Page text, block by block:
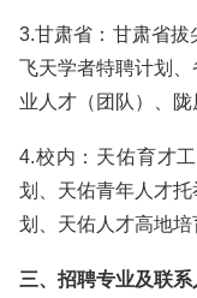
3.甘肃省：甘肃省
飞天学者特聘计划
业人才（团队）、陇
4.校内：天佑育才
划、天佑青年人才
划、天佑人才高地培
三、招聘专业及联系